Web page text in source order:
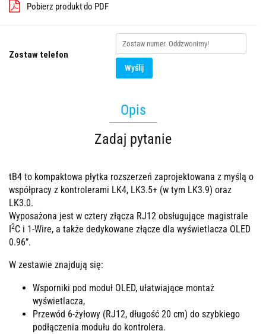
Pobierz produkt do PDF
Zostaw telefon
Wyślij
Opis
Zadaj pytanie
tB4 to kompaktowa płytka rozszerzeń zaprojektowana z myślą o
współpracy z kontrolerami LK4, LK3.5+ (w tym LK3.9) oraz
LK3.0.
Wyposażona jest w cztery złącza RJ12 obsługujące magistrale
2C i 1-Wire, a także dedykowane złącze dla wyświetlacza OLED
0.96”.
W zestawie znajdują się:
Wsporniki pod moduł OLED, ułatwiające montaż
wyświetlacza,
Przewód 6-żyłowy (RJ12, długość 20 cm) do szybkiego
podłączenia modułu do kontrolera.